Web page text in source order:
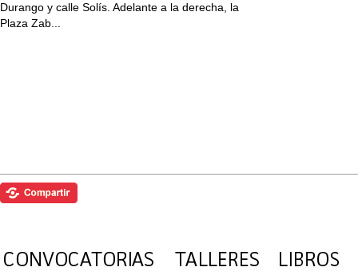
Durango y calle Solís. Adelante a la derecha, la
Plaza Zab...